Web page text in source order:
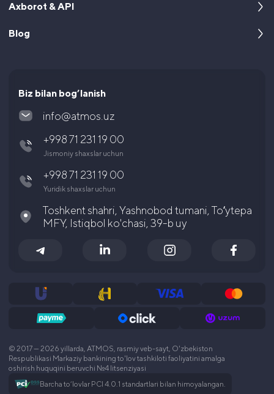
Axborot & API
Kompaniya haqida
Ko’p uchraydigan savollar
Yuridik hujjatlar
Aksiyador va investorlarga
Blog
Biz bilan bog’lanish
info@atmos.uz
+998 71 231 19 00
Jismoniy shaxslar uchun
+998 71 231 19 00
Yuridik shaxslar uchun
Toshkent shahri, Yashnobod tumani, Toʻytepa
MFY, Istiqbol ko'chasi, 39-b uy
© 2017 — 2026 yillarda, ATMOS, rasmiy veb-sayt, O'zbekiston
Respublikasi Markaziy bankining to'lov tashkiloti faoliyatini amalga
oshirish huquqini beruvchi №4 litsenziyasi
Barcha to‘lovlar PCI 4.0.1 standartlari bilan himoyalangan.